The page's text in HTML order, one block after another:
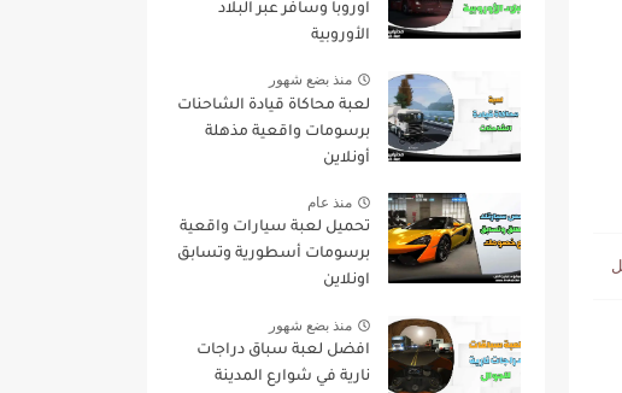
اوروبا وسافر عبر البلاد
الأوروبية
منذ بضع شهور
لعبة محاكاة قيادة الشاحنات
برسومات واقعية مذهلة
أونلاين
منذ عام
تحميل لعبة سيارات واقعية
برسومات أسطورية وتسابق
اونلاين
منذ بضع شهور
افضل لعبة سباق دراجات
نارية في شوارع المدينة